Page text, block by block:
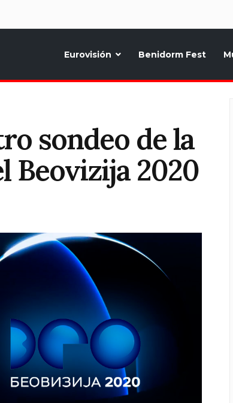
Eurovisión Benidorm Fest
sondeo de la
Beovizija 2020